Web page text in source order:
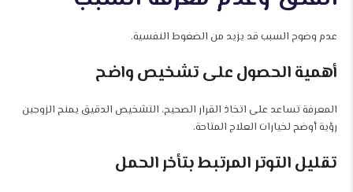
عدم وضوح السبب قد يزيد من الضغوط النفسية.
أهمية الحصول على تشخيص واضح
المعرفة تساعد على اتخاذ القرار الصحيح، التشخيص الدقيق يمنح الزوجين
رؤية أوضح لخيارات العلاج المتاحة.
تقليل التوتر المرتبط بتأخر الحمل